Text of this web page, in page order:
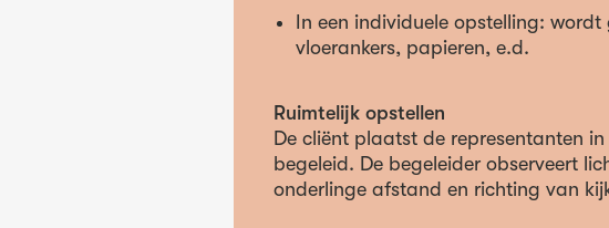
In een individuele opstelling: wordt
vloerankers, papieren, e.d.
Ruimtelijk opstellen
De cliënt plaatst de representanten
begeleid. De begeleider observeert
onderlinge afstand en richting van